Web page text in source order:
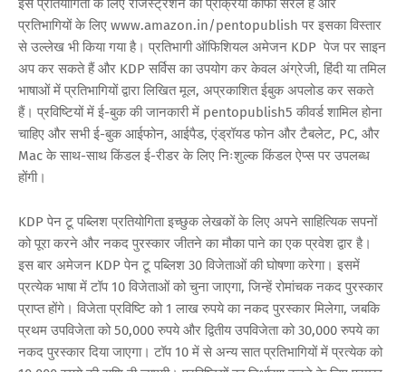
इस प्रतियोगिता के लिए रजिस्ट्रेशन की प्रक्रिया काफी सरल है और
प्रतिभागियों के लिए www.amazon.in/pentopublish पर इसका विस्तार
से उल्लेख भी किया गया है। प्रतिभागी ऑफिशियल अमेजन KDP पेज पर साइन
अप कर सकते हैं और KDP सर्विस का उपयोग कर केवल अंग्रेजी, हिंदी या तमिल
भाषाओं में प्रतिभागियों द्वारा लिखित मूल, अप्रकाशित ईबुक अपलोड कर सकते
हैं। प्रविष्टियों में ई-बुक की जानकारी में pentopublish5 कीवर्ड शामिल होना
चाहिए और सभी ई-बुक आईफोन, आईपैड, एंड्रॉयड फोन और टैबलेट, PC, और
Mac के साथ-साथ किंडल ई-रीडर के लिए निःशुल्क किंडल ऐप्स पर उपलब्ध
होंगी।
KDP पेन टू पब्लिश प्रतियोगिता इच्छुक लेखकों के लिए अपने साहित्यिक सपनों
को पूरा करने और नकद पुरस्कार जीतने का मौका पाने का एक प्रवेश द्वार है।
इस बार अमेजन KDP पेन टू पब्लिश 30 विजेताओं की घोषणा करेगा। इसमें
प्रत्येक भाषा में टॉप 10 विजेताओं को चुना जाएगा, जिन्हें रोमांचक नकद पुरस्कार
प्राप्त होंगे। विजेता प्रविष्टि को 1 लाख रुपये का नकद पुरस्कार मिलेगा, जबकि
प्रथम उपविजेता को 50,000 रुपये और द्वितीय उपविजेता को 30,000 रुपये का
नकद पुरस्कार दिया जाएगा। टॉप 10 में से अन्य सात प्रतिभागियों में प्रत्येक को